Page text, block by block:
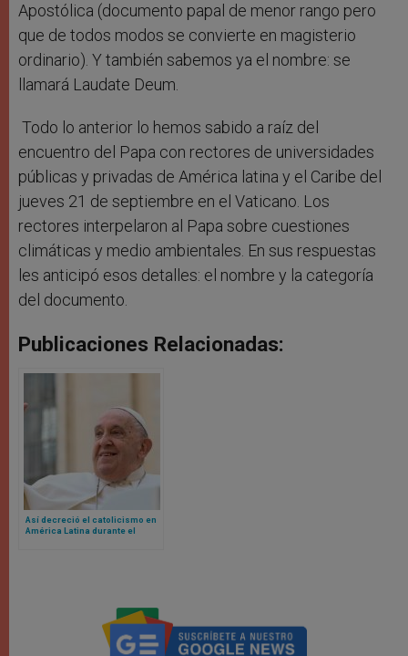
Apostólica (documento papal de menor rango pero
que de todos modos se convierte en magisterio
ordinario). Y también sabemos ya el nombre: se
llamará Laudate Deum.
Todo lo anterior lo hemos sabido a raíz del
encuentro del Papa con rectores de universidades
públicas y privadas de América latina y el Caribe del
jueves 21 de septiembre en el Vaticano. Los
rectores interpelaron al Papa sobre cuestiones
climáticas y medio ambientales. En sus respuestas
les anticipó esos detalles: el nombre y la categoría
del documento.
Publicaciones Relacionadas:
Así decreció el catolicismo en
América Latina durante el